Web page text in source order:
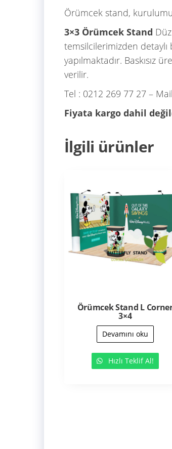
Örümcek stand, kurulumu
3×3 Örümcek Stand
temsilcilerimizden
yapılmaktadır. Baskısız
verilir.
Tel : 0212 269 77 27 –
Fiyata kargo dahil
İlgili ürünler
Örümcek Stand L
3×4
Devamını oku
Hızlı Teklif Al!